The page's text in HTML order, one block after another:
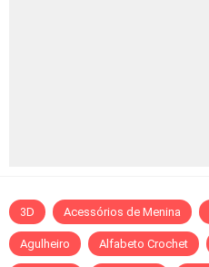
3D Acessórios de Menina
Agulheiro Alfabeto Crochet